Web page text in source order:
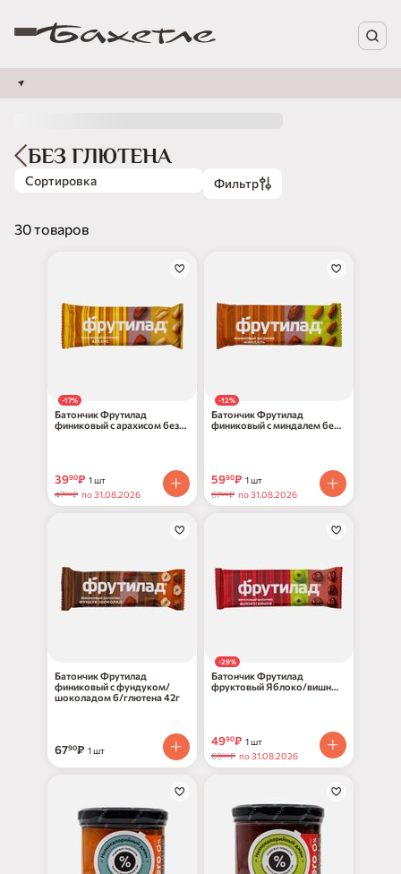
БЕЗ ГЛЮТЕНА
Сортировка Фильтр
30 товаров
-17%
Батончик Фрутилад
финиковый с арахисом без
3990₽ 1 шт
4790₽ по 31.08.2026
-12%
Батончик Фрутилад
финиковый с миндалем без
5990₽ 1 шт
6790₽ по 31.08.2026
Батончик Фрутилад
финиковый с фундуком/
шоколадом б/глютена 42г
6790₽ 1 шт
-29%
Батончик Фрутилад
фруктовый Яблоко/вишня
4990₽ 1 шт
6990₽ по 31.08.2026